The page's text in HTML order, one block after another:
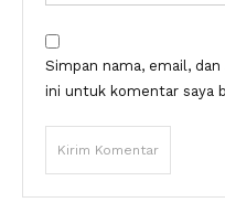
Simpan nama, email,
ini untuk komentar saya